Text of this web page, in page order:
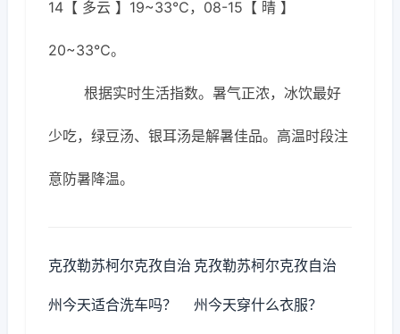
14【 多云 】19~33℃，08-15【 晴 】
20~33℃。
根据实时生活指数。暑气正浓，冰饮最好
少吃，绿豆汤、银耳汤是解暑佳品。高温时段注
意防暑降温。
克孜勒苏柯尔克孜自治
州今天适合洗车吗？
克孜勒苏柯尔克孜自治
州今天穿什么衣服？